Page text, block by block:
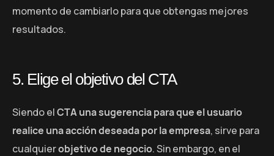
momento de cambiarlo para que obtengas mejores
resultados.
5. Elige el objetivo del CTA
Siendo elCTA una sugerencia para que el usuario
realice una acción deseada por la empresa, sirve para
cualquierobjetivo de negocio. Sin embargo, en el